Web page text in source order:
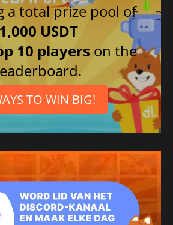
a total prize pool of
1,000 USDT
10 players on the
TO WIN BIG!